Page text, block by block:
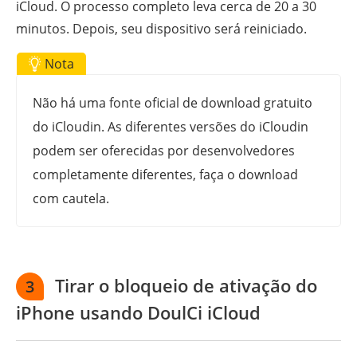
iCloud. O processo completo leva cerca de 20 a 30
minutos. Depois, seu dispositivo será reiniciado.
Nota
Não há uma fonte oficial de download gratuito
do iCloudin. As diferentes versões do iCloudin
podem ser oferecidas por desenvolvedores
completamente diferentes, faça o download
com cautela.
3
Tirar o bloqueio de ativação do
iPhone usando DoulCi iCloud